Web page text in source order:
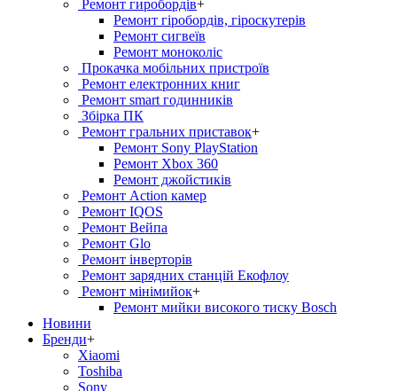
Ремонт гиробордiв+
Ремонт гіробордів, гіроскутерів
Ремонт сигвеїв
Ремонт моноколіс
Прокачка мобільних пристроїв
Ремонт електронних книг
Ремонт smart годинників
Збірка ПК
Ремонт гральних приставок+
Ремонт Sony PlayStation
Ремонт Xbox 360
Ремонт джойстиків
Ремонт Action камер
Ремонт IQOS
Ремонт Вейпа
Ремонт Glo
Ремонт інверторів
Ремонт зарядних станцій Екофлоу
Ремонт мiнiмийок+
Ремонт мийки високого тиску Bosch
Новини
Бренди+
Xiaomi
Toshiba
Sony